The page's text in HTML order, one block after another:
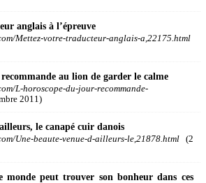
anglais à l’épreuve
Mettez-votre-traducteur-anglais-a,22175.html
au lion de garder le calme
L-horoscope-du-jour-recommande-
2011)
le canapé cuir danois
Une-beaute-venue-d-ailleurs-le,21878.html (2
peut trouver son bonheur dans ces